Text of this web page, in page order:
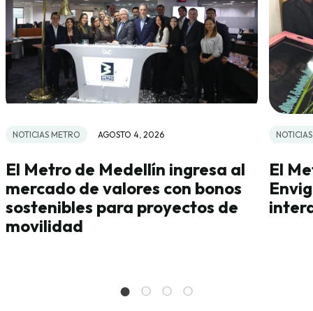
NOTICIAS METRO AGOSTO 4, 2026
El Metro de Medellín ingresa al
mercado de valores con bonos
sostenibles para proyectos de
movilidad
El